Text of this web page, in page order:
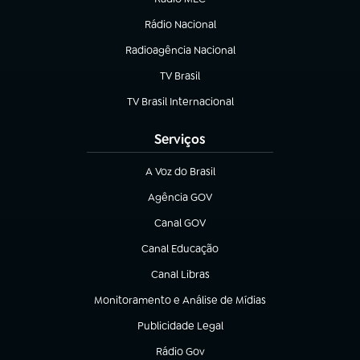
(abre em nova aba)
Rádio Nacional
Radioagência Nacional
(abre em nova aba)
TV Brasil
(abre em nova aba)
TV Brasil Internacional
(abre em nova aba)
Serviços
A Voz do Brasil
(abre em nova aba)
Agência GOV
(abre em nova aba)
Canal GOV
(abre em nova aba)
Canal Educação
(abre em nova aba)
Canal Libras
(abre em nova aba)
Monitoramento e Análise de Mídias
(abre em nova aba)
Publicidade Legal
(abre em nova aba)
Rádio Gov
(abre em nova aba)